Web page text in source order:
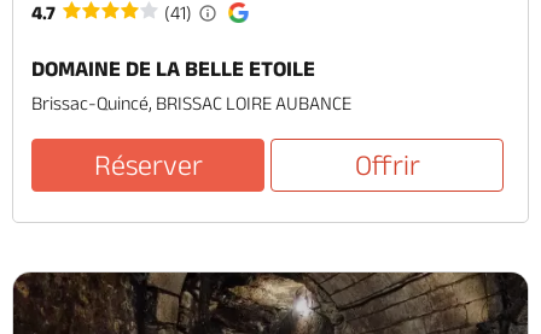
4.7 (41)
DOMAINE DE LA BELLE ETOILE
Brissac-Quincé, BRISSAC LOIRE AUBANCE
Réserver Offrir